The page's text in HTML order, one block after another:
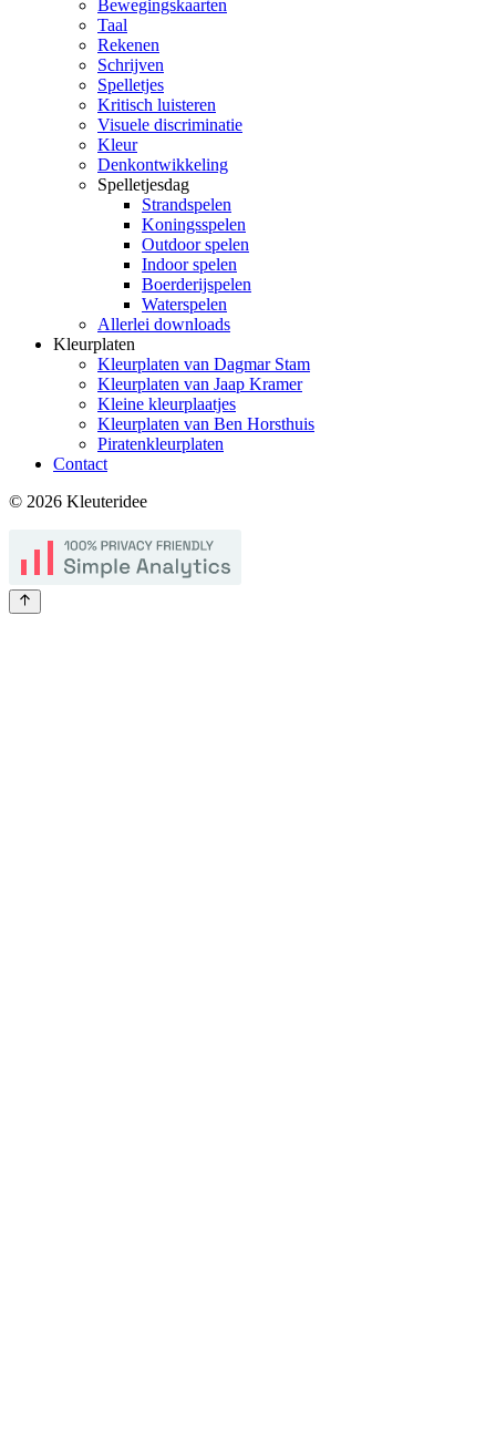
Bewegingskaarten
Taal
Rekenen
Schrijven
Spelletjes
Kritisch luisteren
Visuele discriminatie
Kleur
Denkontwikkeling
Spelletjesdag
Strandspelen
Koningsspelen
Outdoor spelen
Indoor spelen
Boerderijspelen
Waterspelen
Allerlei downloads
Kleurplaten
Kleurplaten van Dagmar Stam
Kleurplaten van Jaap Kramer
Kleine kleurplaatjes
Kleurplaten van Ben Horsthuis
Piratenkleurplaten
Contact
© 2026 Kleuteridee